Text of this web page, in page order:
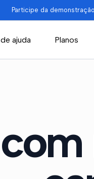
Participe da
ajuda Planos